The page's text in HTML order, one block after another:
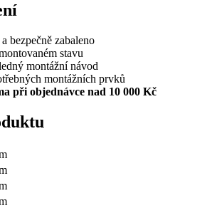
bezpečně zabaleno
stavu
montážní návod
montážních prvků
při objednávce nad 10 000 Kč